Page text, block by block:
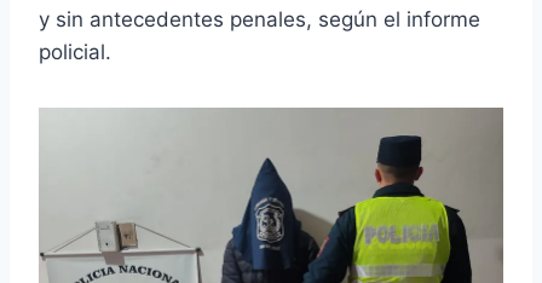
y sin antecedentes penales, según el informe
policial.